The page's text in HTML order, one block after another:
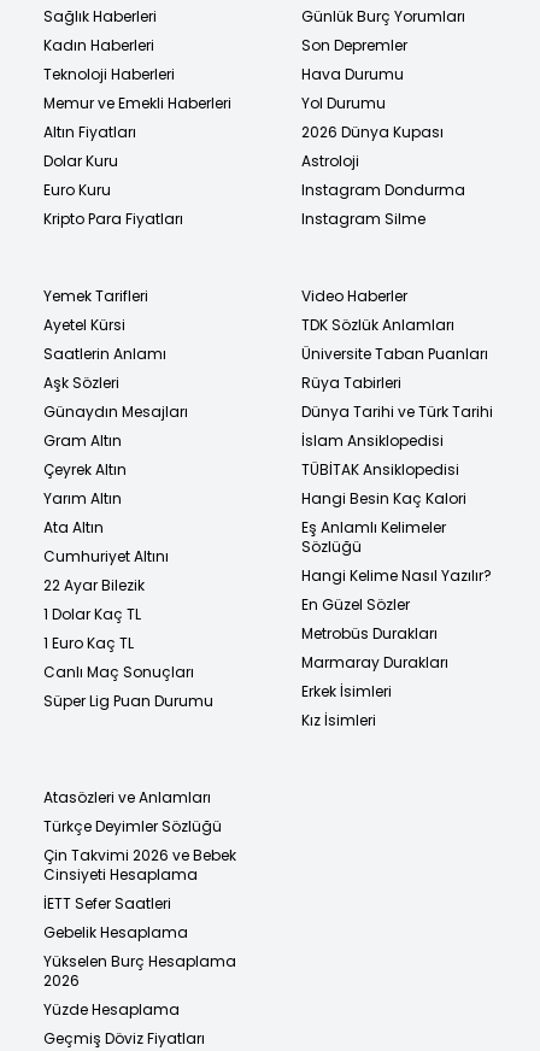
Sağlık Haberleri
Kadın Haberleri
Teknoloji Haberleri
Memur ve Emekli Haberleri
Altın Fiyatları
Dolar Kuru
Euro Kuru
Kripto Para Fiyatları
Günlük Burç Yorumları
Son Depremler
Hava Durumu
Yol Durumu
2026 Dünya Kupası
Astroloji
Instagram Dondurma
Instagram Silme
Yemek Tarifleri
Ayetel Kürsi
Saatlerin Anlamı
Aşk Sözleri
Günaydın Mesajları
Gram Altın
Çeyrek Altın
Yarım Altın
Ata Altın
Cumhuriyet Altını
22 Ayar Bilezik
1 Dolar Kaç TL
1 Euro Kaç TL
Canlı Maç Sonuçları
Süper Lig Puan Durumu
Video Haberler
TDK Sözlük Anlamları
Üniversite Taban Puanları
Rüya Tabirleri
Dünya Tarihi ve Türk Tarihi
İslam Ansiklopedisi
TÜBİTAK Ansiklopedisi
Hangi Besin Kaç Kalori
Eş Anlamlı Kelimeler
Sözlüğü
Hangi Kelime Nasıl Yazılır?
En Güzel Sözler
Metrobüs Durakları
Marmaray Durakları
Erkek İsimleri
Kız İsimleri
Atasözleri ve Anlamları
Türkçe Deyimler Sözlüğü
Çin Takvimi 2026 ve Bebek
Cinsiyeti Hesaplama
İETT Sefer Saatleri
Gebelik Hesaplama
Yükselen Burç Hesaplama
2026
Yüzde Hesaplama
Geçmiş Döviz Fiyatları